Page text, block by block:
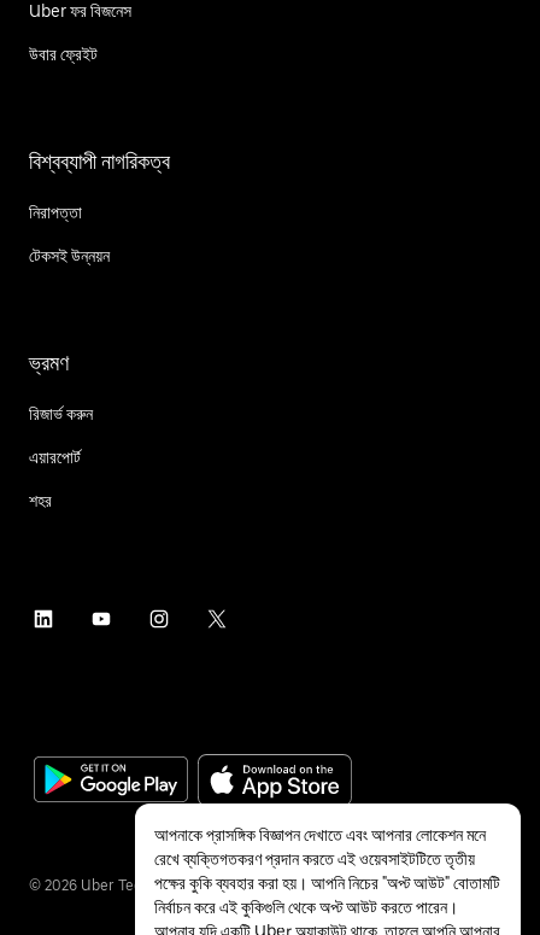
Uber ফর বিজনেস
উবার ফ্রেইট
বিশ্বব্যাপী নাগরিকত্ব
নিরাপত্তা
টেকসই উন্নয়ন
ভ্রমণ
রিজার্ভ করুন
এয়ারপোর্ট
শহর
© 2026 Uber Technologies Inc.
আপনাকে প্রাসঙ্গিক বিজ্ঞাপন দেখাতে এবং আপনার লোকেশন মনে
রেখে ব্যক্তিগতকরণ প্রদান করতে এই ওয়েবসাইটটিতে তৃতীয়
পক্ষের কুকি ব্যবহার করা হয়। আপনি নিচের "অপ্ট আউট" বোতামটি
নির্বাচন করে এই কুকিগুলি থেকে অপ্ট আউট করতে পারেন।